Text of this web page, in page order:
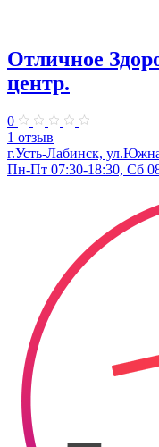
Отличное
центр.
0
1 отзыв
г.Усть-Лабинск,
Пн-Пт 07:30-18:30, Сб